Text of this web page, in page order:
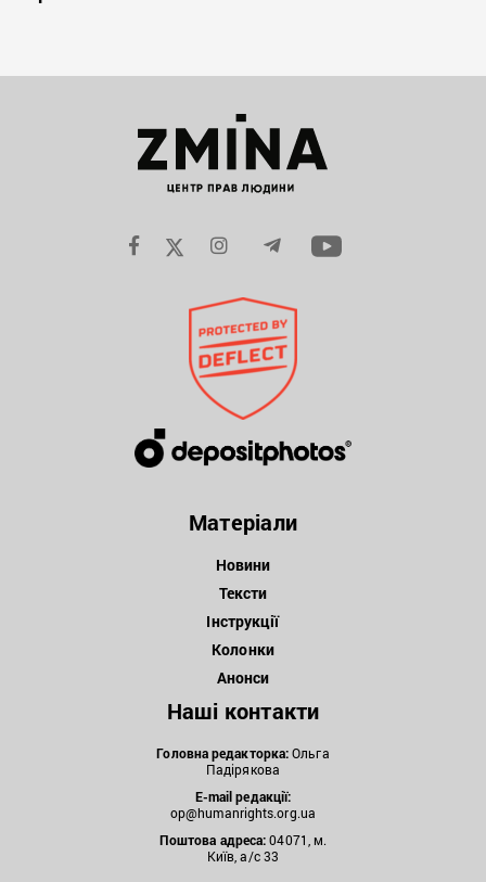
Матеріали
Новини
Тексти
Інструкції
Колонки
Анонси
Наші контакти
Головна редакторка:Ольга
Падірякова
E-mail редакції:
op@humanrights.org.ua
Поштова адреса:04071, м.
Київ, а/с 33